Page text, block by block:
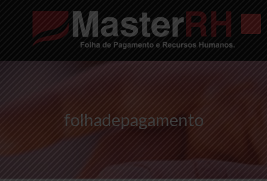
folhadepagamento